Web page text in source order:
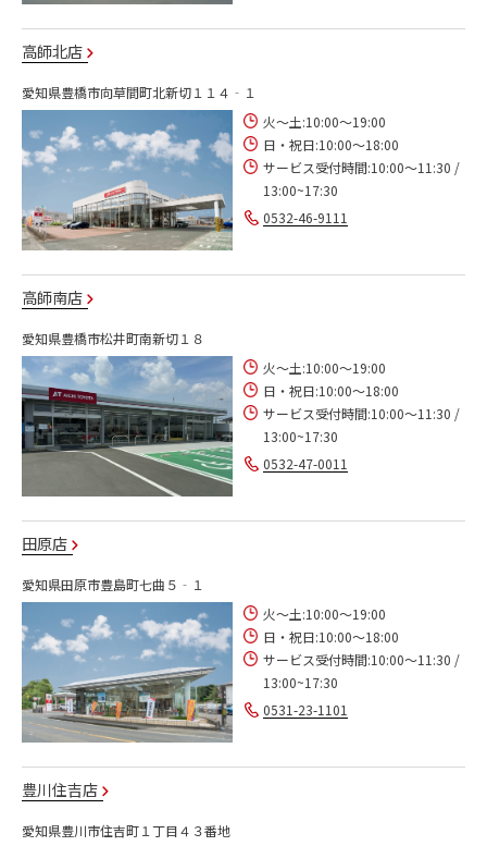
高師北店
愛知県豊橋市向草間町北新切１１４‐１
火～土:10:00～19:00
日・祝日:10:00～18:00
サービス受付時間:10:00～11:30 /
13:00~17:30
0532-46-9111
高師南店
愛知県豊橋市松井町南新切１８
火～土:10:00～19:00
日・祝日:10:00～18:00
サービス受付時間:10:00～11:30 /
13:00~17:30
0532-47-0011
田原店
愛知県田原市豊島町七曲５‐１
火～土:10:00～19:00
日・祝日:10:00～18:00
サービス受付時間:10:00～11:30 /
13:00~17:30
0531-23-1101
豊川住吉店
愛知県豊川市住吉町１丁目４３番地